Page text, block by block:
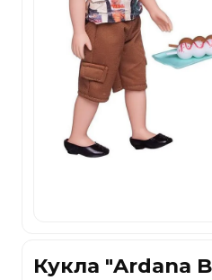
Кукла "Ardana